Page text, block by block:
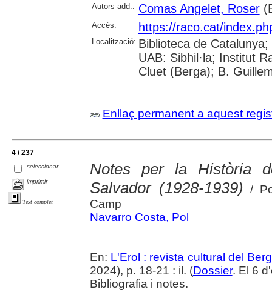
Autors add.: Comas Angelet, Roser
Accés: https://raco.cat/
Localització: Biblioteca de
UAB: Sibhil·la; Institut
Cluet (Berga); B.
Enllaç permanent a aquest
4 / 237
seleccionar
imprimir
Text complet
Notes per la Història
Salvador (1928-1939) /
Camp
Navarro Costa, Pol
En: L'Erol : revista cultural del
2024), p. 18-21 : il. (Dossier. El 6
Bibliografia i notes.